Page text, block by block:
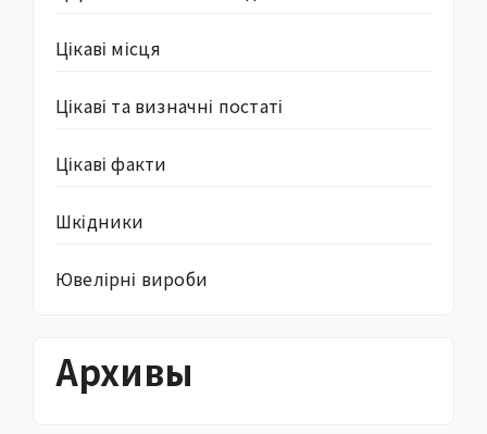
Цікаві місця
Цікаві та визначні постаті
Цікаві факти
Шкідники
Ювелірні вироби
Архивы